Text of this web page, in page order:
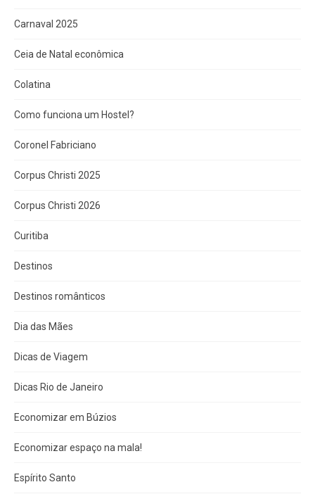
Carnaval 2025
Ceia de Natal econômica
Colatina
Como funciona um Hostel?
Coronel Fabriciano
Corpus Christi 2025
Corpus Christi 2026
Curitiba
Destinos
Destinos românticos
Dia das Mães
Dicas de Viagem
Dicas Rio de Janeiro
Economizar em Búzios
Economizar espaço na mala!
Espírito Santo